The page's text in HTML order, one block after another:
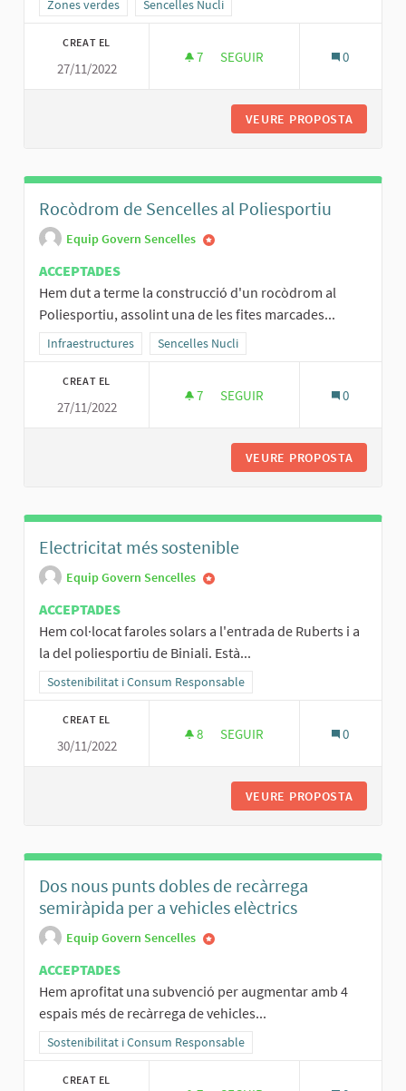
Resultats al filtrar per la categoria: Zones verdes
Zones verdes Resultats al filtrar per l'àmbit: Sencelles Nucli
Sencelles Nucli
CREAT EL
27/11/2022
7 7 SEGUIDORES
SEGUIR 0
VEURE PROPOSTA
Rocòdrom de Sencelles al Poliesportiu
Equip Govern Sencelles
ACCEPTADES
Hem dut a terme la construcció d'un rocòdrom al
Poliesportiu, assolint una de les fites marcades...
Resultats al filtrar per la categoria: Infraestructures
Infraestructures Resultats al filtrar per l'àmbit: Sencelles Nucli
Sencelles Nucli
CREAT EL
27/11/2022
7 7 SEGUIDORES
SEGUIR 0
VEURE PROPOSTA
Electricitat més sostenible
Equip Govern Sencelles
ACCEPTADES
Hem col·locat faroles solars a l'entrada de Ruberts i a
la del poliesportiu de Biniali. Està...
Resultats al filtrar per la categoria: Sostenibilitat i Consum
Sostenibilitat i Consum Responsable
CREAT EL
30/11/2022
8 8 SEGUIDORES
SEGUIR 0
VEURE PROPOSTA
Dos nous punts dobles de recàrrega
semiràpida per a vehicles elèctrics
Equip Govern Sencelles
ACCEPTADES
Hem aprofitat una subvenció per augmentar amb 4
espais més de recàrrega de vehicles...
Resultats al filtrar per la categoria: Sostenibilitat i Consum
Sostenibilitat i Consum Responsable
CREAT EL